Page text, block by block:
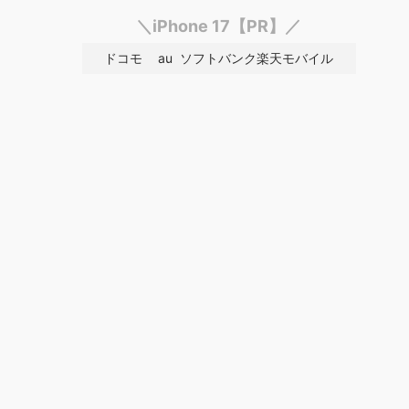
＼iPhone 17【PR】／
ドコモ au ソフトバンク楽天モバイル